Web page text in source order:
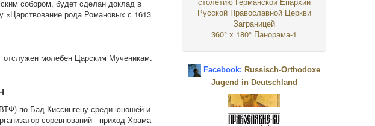
собором, будет сделан доклад в
«Царствование рода Романовых с 1613
отслужен молебен Царским Мученикам.
по Бад Киссингену среди юношей и
соревнований - приход Храма
Русской Православной Церкви
Заграницей
360° x 180° Панорама-1
Facebook: Russisch-Orthodoxe
Jugend in Deutschland